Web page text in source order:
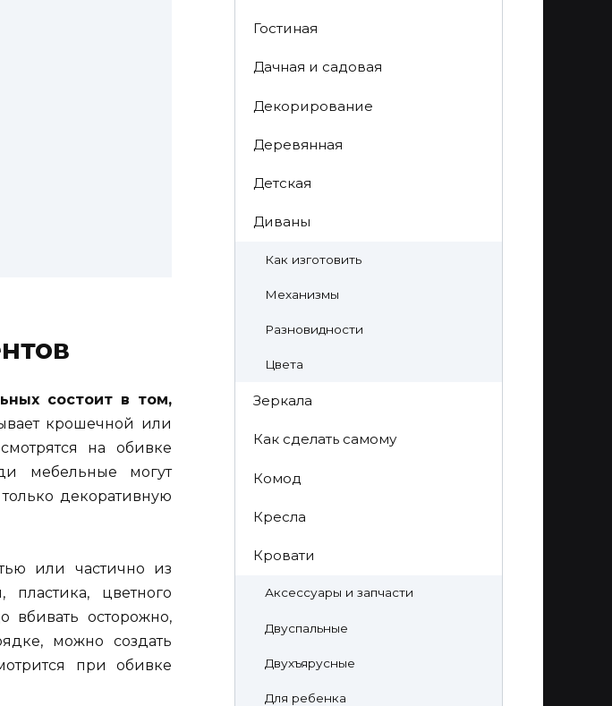
состоит в том,
крошечной или
на обивке
мебельные могут
декоративную
или частично из
пластика, цветного
вбивать осторожно,
можно создать
при обивке
Гостиная
Дачная и садовая
Декорирование
Деревянная
Детская
Диваны
Как изготовить
Механизмы
Разновидности
Цвета
Зеркала
Как сделать самому
Комод
Кресла
Кровати
Аксессуары и запчасти
Двуспальные
Двухъярусные
Для ребенка